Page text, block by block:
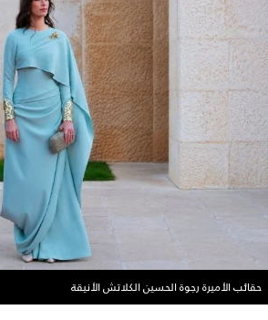
حقائب الأميرة رجوة الحسين الكلاتش الأنيقة